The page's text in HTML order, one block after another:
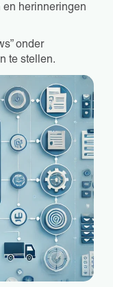
herinneringen
onder
te stellen.